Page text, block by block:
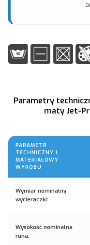
Parametry
maty Jet-
PARAMETR
TECHNICZNY I
MATERIAŁOWY
WYROBU
Wymiar nominalny
wycieraczki:
Wysokość nominalna
runa: